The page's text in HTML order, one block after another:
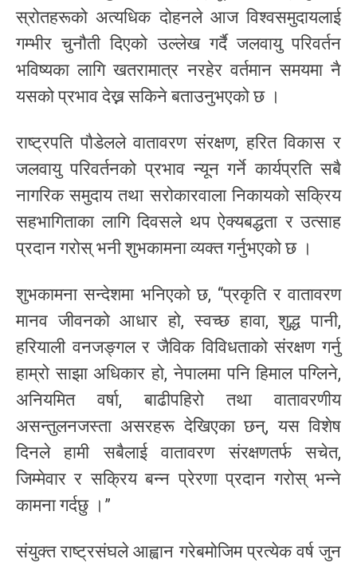
स्रोतहरूको अत्यधिक दोहनले आज विश्वसमुदायलाई
गम्भीर चुनौती दिएको उल्लेख गर्दै जलवायु परिवर्तन
भविष्यका लागि खतरामात्र नरहेर वर्तमान समयमा नै
यसको प्रभाव देख्न सकिने बताउनुभएको छ ।
राष्ट्रपति पौडेलले वातावरण संरक्षण, हरित विकास र
जलवायु परिवर्तनको प्रभाव न्यून गर्ने कार्यप्रति सबै
नागरिक समुदाय तथा सरोकारवाला निकायको सक्रिय
सहभागिताका लागि दिवसले थप ऐक्यबद्धता र उत्साह
प्रदान गरोस् भनी शुभकामना व्यक्त गर्नुभएको छ ।
शुभकामना सन्देशमा भनिएको छ, “प्रकृति र वातावरण
मानव जीवनको आधार हो, स्वच्छ हावा, शुद्ध पानी,
हरियाली वनजङ्गल र जैविक विविधताको संरक्षण गर्नु
हाम्रो साझा अधिकार हो, नेपालमा पनि हिमाल पग्लिने,
अनियमित वर्षा, बाढीपहिरो तथा वातावरणीय
असन्तुलनजस्ता असरहरू देखिएका छन्, यस विशेष
दिनले हामी सबैलाई वातावरण संरक्षणतर्फ सचेत,
जिम्मेवार र सक्रिय बन्न प्रेरणा प्रदान गरोस् भन्ने
कामना गर्दछु ।”
संयुक्त राष्ट्रसंघले आह्वान गरेबमोजिम प्रत्येक वर्ष जुन